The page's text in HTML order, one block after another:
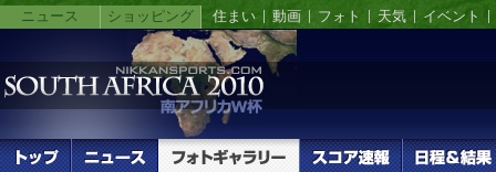
ニュース ショッピング 住まい 動画 フォト 天気 イベント